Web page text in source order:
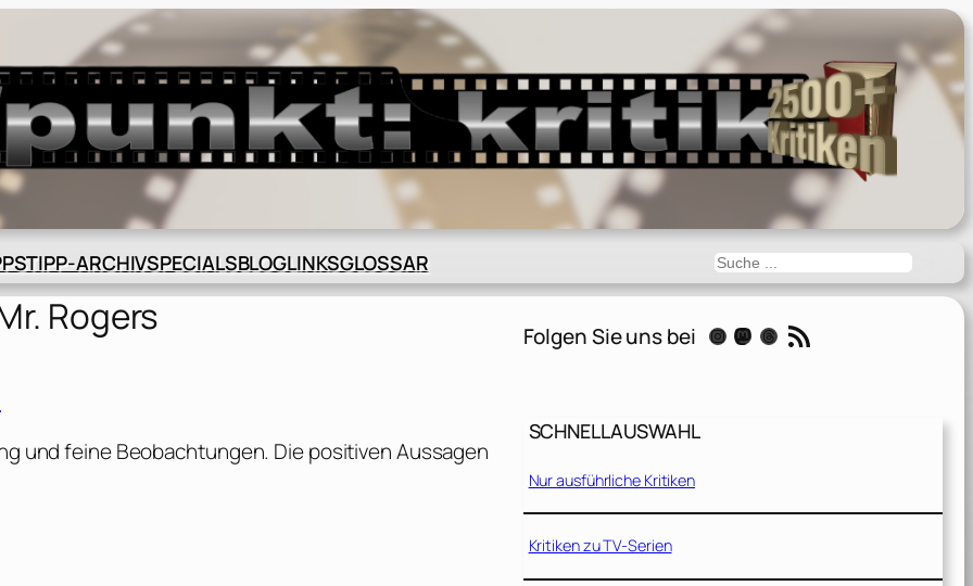
TIPP-ARCHIVSPECIALSBLOGLINKSGLOSSAR Suchen
Rogers
und feine Beobachtungen. Die positiven Aussagen
Folgen Sie uns bei Instagram Mastodon Threads RSS-Feed
SCHNELLAUSWAHL
Nur ausführliche Kritiken
Kritiken zu TV-Serien